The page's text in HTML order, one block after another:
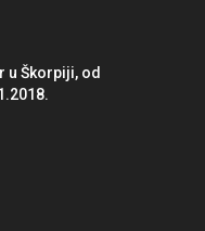
Škorpiji, od